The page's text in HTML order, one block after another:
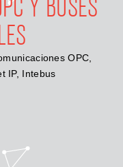
Y BUSES
OPC,
IP, Intebus